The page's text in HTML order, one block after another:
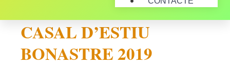
CASAL D’ESTIU
BONASTRE 2019